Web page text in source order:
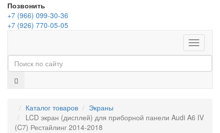
Позвонить
+7 (966) 099-30-36
+7 (926) 770-05-05
Меню
Каталог товаров
Экраны
LCD экран (дисплей) для приборной панели Audi A6 IV
(C7) Рестайлинг 2014-2018